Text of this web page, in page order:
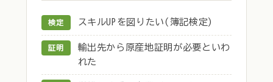
検定 スキルUPを図りたい(簿記検定)
証明
輸出先から原産地証明が必要といわ
れた